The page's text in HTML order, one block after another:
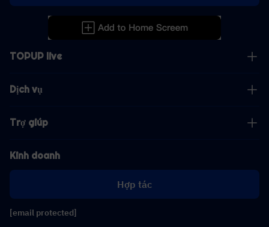
TOPUP live
Dịch vụ
Trợ giúp
Kinh doanh
Hợp tác
[email protected]